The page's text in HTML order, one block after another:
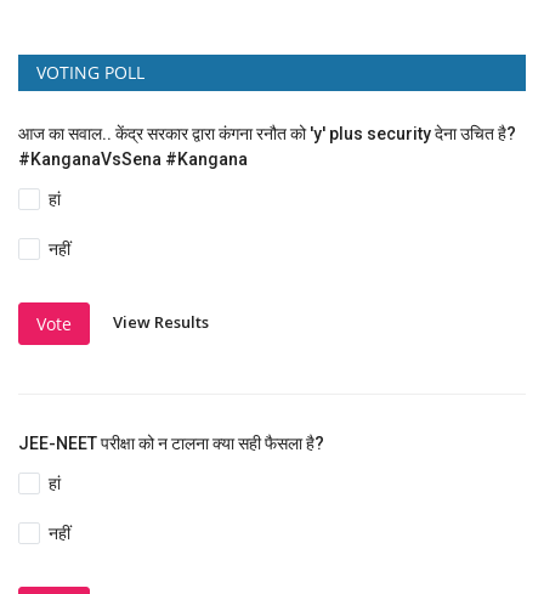
VOTING POLL
आज का सवाल.. केंद्र सरकार द्वारा कंगना रनौत को 'y' plus security देना उचित है?
#KanganaVsSena #Kangana
हां
नहीं
Vote View Results
JEE-NEET परीक्षा को न टालना क्या सही फैसला है?
हां
नहीं